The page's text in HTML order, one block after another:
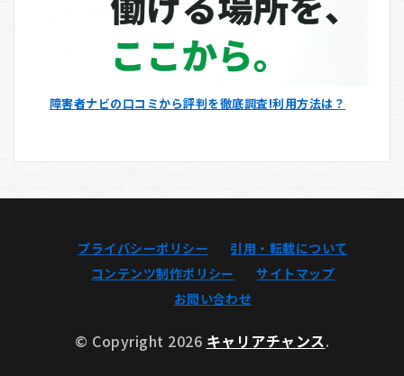
障害者ナビの口コミから評判を徹底調査!利用方法は？
プライバシーポリシー
引用・転載について
コンテンツ制作ポリシー
サイトマップ
お問い合わせ
© Copyright 2026 キャリアチャンス.